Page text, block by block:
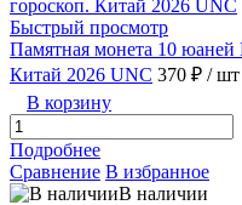
Быстрый просмотр
Памятная монета 10
Китай 2026 UNC 370 ₽ / шт
В корзину
Подробнее
Сравнение В избранное
В наличии